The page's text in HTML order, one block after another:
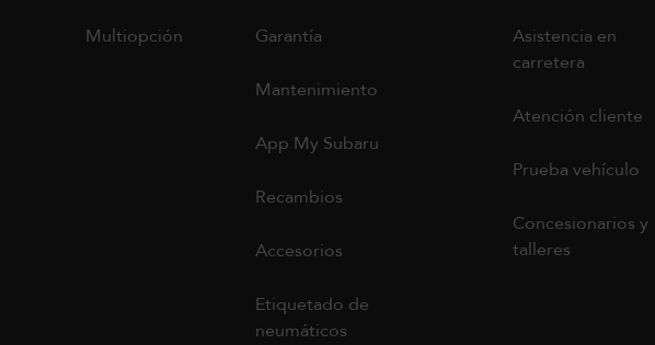
Multiopción Garantía
Mantenimiento
App My Subaru
Recambios
Accesorios
Etiquetado de
neumáticos
Asistencia en
carretera
Atención cliente
Prueba vehículo
Concesionarios y
talleres